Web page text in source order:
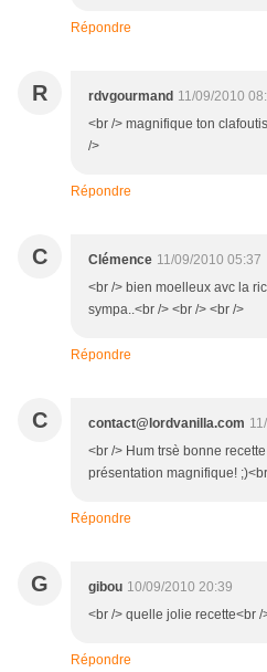
Répondre
R rdvgourmand 11/09/2010
<br /> magnifique ton
/>
Répondre
C Clémence 11/09/2010 05:37
<br /> bien moelleux avc la
sympa..<br /> <br /> <br />
Répondre
C contact@lordvanilla.com
<br /> Hum trsè bonne
présentation magnifique!
Répondre
G gibou 10/09/2010 20:39
<br /> quelle jolie recette<br /
Répondre